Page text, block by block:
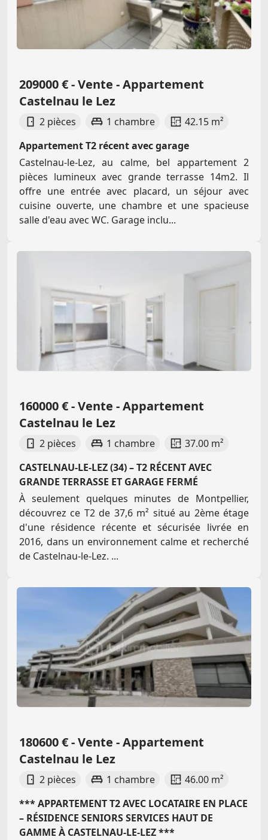
209000 € - Vente - Appartement
Castelnau le Lez
2 pièces 1 chambre
42.15 m²
Appartement T2 récent avec garage
Castelnau-le-Lez, au calme, bel appartement 2
pièces lumineux avec grande terrasse 14m2. Il
offre une entrée avec placard, un séjour avec
cuisine ouverte, une chambre et une spacieuse
salle d'eau avec WC. Garage inclu...
160000 € - Vente - Appartement
Castelnau le Lez
2 pièces 1 chambre
37.00 m²
CASTELNAU-LE-LEZ (34) – T2 RÉCENT AVEC
GRANDE TERRASSE ET GARAGE FERMÉ
À seulement quelques minutes de Montpellier,
découvrez ce T2 de 37,6 m² situé au 2ème étage
d'une résidence récente et sécurisée livrée en
2016, dans un environnement calme et recherché
de Castelnau-le-Lez. ...
180600 € - Vente - Appartement
Castelnau le Lez
2 pièces 1 chambre
46.00 m²
*** APPARTEMENT T2 AVEC LOCATAIRE EN PLACE
– RÉSIDENCE SENIORS SERVICES HAUT DE
GAMME À CASTELNAU-LE-LEZ ***